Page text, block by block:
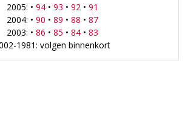
2005: • 94• 93 • 92 • 91
2004: • 90 • 89 • 88 • 87
2003: • 86 • 85 • 84• 83
1981: volgen binnenkort